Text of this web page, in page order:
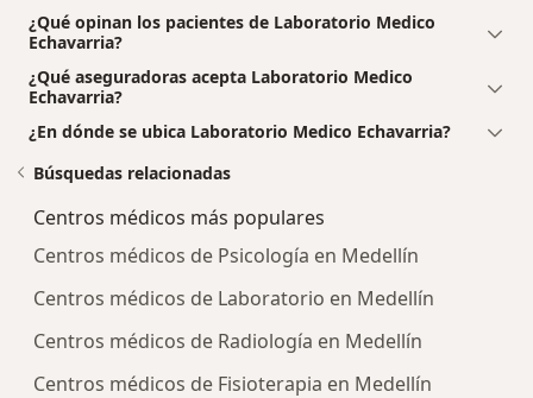
¿Qué opinan los pacientes de Laboratorio Medico
Echavarria?
¿Qué aseguradoras acepta Laboratorio Medico
Echavarria?
¿En dónde se ubica Laboratorio Medico Echavarria?
Búsquedas relacionadas
Centros médicos más populares
Centros médicos de Psicología en Medellín
Centros médicos de Laboratorio en Medellín
Centros médicos de Radiología en Medellín
Centros médicos de Fisioterapia en Medellín